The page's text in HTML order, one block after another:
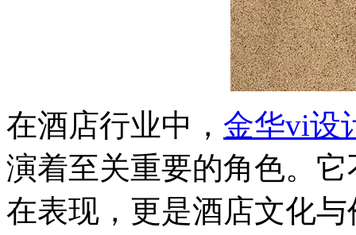
在酒店行业中， 金华vi设
演着至关重要的角色。
在表现，更是酒店文化